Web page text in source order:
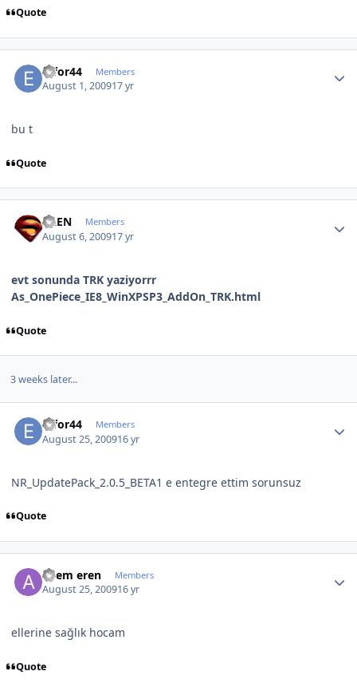
Quote
effor44 Members
August 1, 200917 yr
bu t
Quote
ALEN Members
August 6, 200917 yr
evt sonunda TRK yaziyorrr
As_OnePiece_IE8_WinXPSP3_AddOn_TRK.html
Quote
3 weeks later...
effor44 Members
August 25, 200916 yr
NR_UpdatePack_2.0.5_BETA1 e entegre ettim sorunsuz
Quote
adem eren Members
August 25, 200916 yr
ellerine sağlık hocam
Quote